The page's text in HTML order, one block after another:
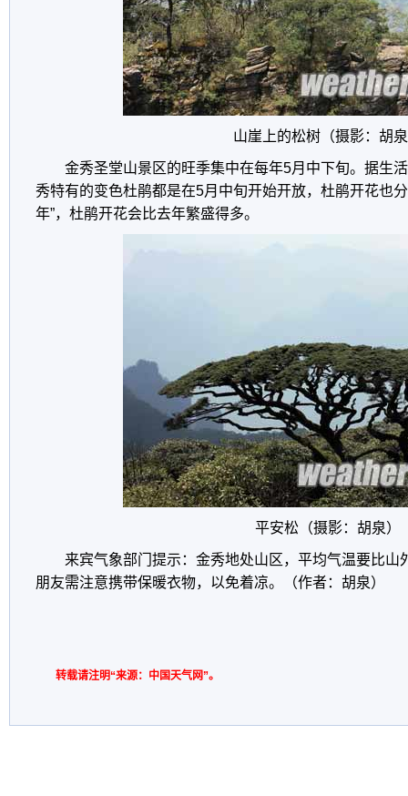
山崖上的松树 （摄影：胡
金秀圣堂山景区的旺季集中在每年5月中下旬。据生
秀特有的变色杜鹃都是在5月中旬开始开放，杜鹃开花也分
年”，杜鹃开花会比去年繁盛得多。
平安松（摄影：胡泉）
来宾气象部门提示：金秀地处山区，平均气温要比
朋友需注意携带保暖衣物，以免着凉。（作者：胡泉）
转载请注明“来源：中国天气网”。